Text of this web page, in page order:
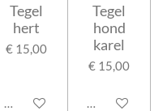
Tegel
hert
€ 15,00
In winkelwagen
Tegel
hond
karel
€ 15,00
In